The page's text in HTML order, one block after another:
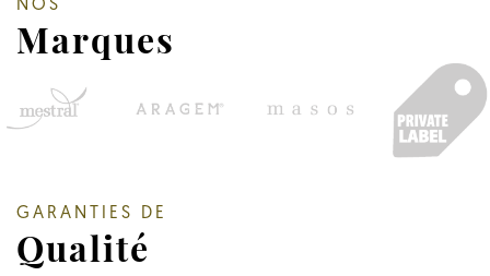
NOS
Marques
GARANTIES DE
Qualité